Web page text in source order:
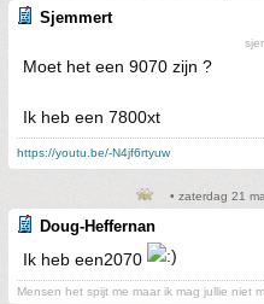
Sjemmert
Moet het een 9070 zijn ?
Ik heb een 7800xt
https://youtu.be/-N4jf6rtyuw
• zaterdag 21
Doug-Heffernan
Ik heb een2070
Mensen het spijt me maar ik mag jullie niet